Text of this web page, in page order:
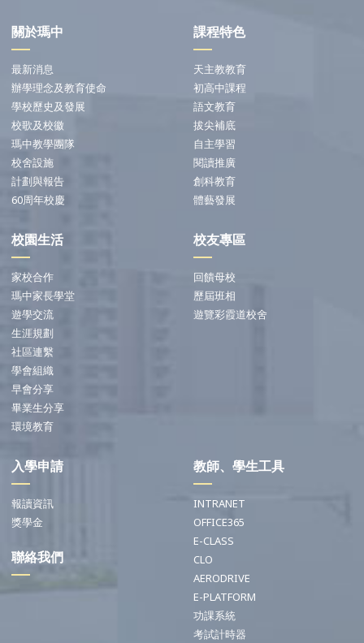
關於瑪中
最新消息
辦學理念及教育使命
學校歷史及發展
校歌及校徽
瑪中教學團隊
校舍設施
計劃與報告
60周年校慶
課程特色
天主教教育
初高中課程
語文教育
拔尖補底
自主學習
閱讀推廣
創科教育
體藝發展
校園生活
家校合作
瑪中家長學堂
遊學交流
生涯規劃
社區連繫
學會組織
早會分享
畢業生分享
環境教育
校友專區
回饋母校
歷屆班相
遊覽彩霞道校舍
入學申請
報讀資訊
獎學金
聯絡我們
教師、學生工具
INTRANET
OFFICE365
E-CLASS
CLO
AERODRIVE
E-PLATFORM
功課系統
考試計時器